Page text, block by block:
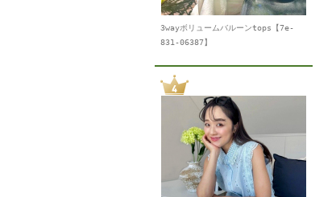
3wayボリュームバルーンtops【7e-
831-06387】